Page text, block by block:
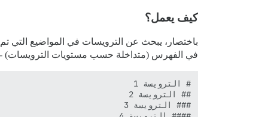
كيف يعمل؟
باختصار، يبحث عن الترويسات في المواضيع التي
في الفهرس (متداخلة حسب مستويات الترويسات)